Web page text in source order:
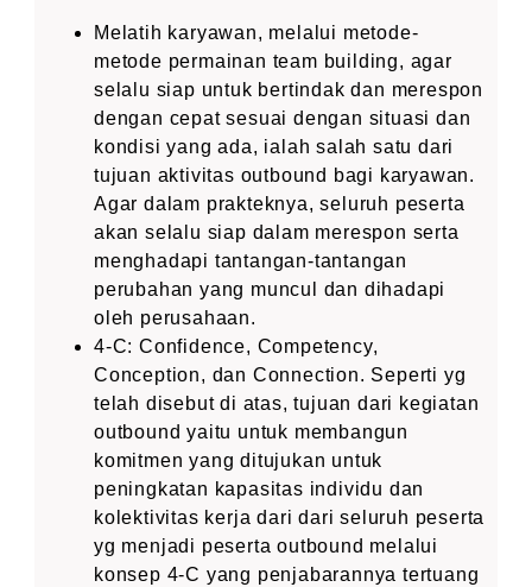
Melatih karyawan, melalui metode-
metode permainan team building, agar
selalu siap untuk bertindak dan merespon
dengan cepat sesuai dengan situasi dan
kondisi yang ada, ialah salah satu dari
tujuan aktivitas outbound bagi karyawan.
Agar dalam prakteknya, seluruh peserta
akan selalu siap dalam merespon serta
menghadapi tantangan-tantangan
perubahan yang muncul dan dihadapi
oleh perusahaan.
4-C: Confidence, Competency,
Conception, dan Connection. Seperti yg
telah disebut di atas, tujuan dari kegiatan
outbound yaitu untuk membangun
komitmen yang ditujukan untuk
peningkatan kapasitas individu dan
kolektivitas kerja dari dari seluruh peserta
yg menjadi peserta outbound melalui
konsep 4-C yang penjabarannya tertuang